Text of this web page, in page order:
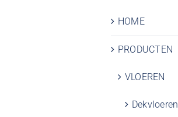
HOME
PRODUCTEN
VLOEREN
Dekvloeren